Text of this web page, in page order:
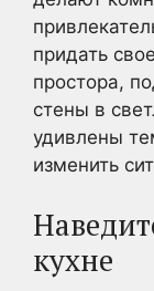
придать
простора,
стены в
удивлены
изменить
кухне